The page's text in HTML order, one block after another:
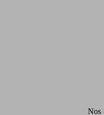
Nos